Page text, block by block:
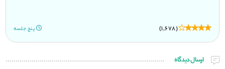
(1,678) پنج جلسه
ارسال دیدگاه